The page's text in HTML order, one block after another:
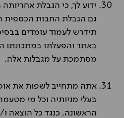
ידוע לך, כי הגבלת
גם הגבלת החבות הכספית
תידרש לעמוד עומדים
באתר והפעלתו במתכונתו
מסתמכת על מגבלות אלה.
אתה מתחייב לשפות את
בעלי מניותיה וכל מי
הראשונה, כנגד כל הוצאה